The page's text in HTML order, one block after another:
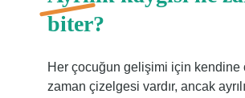
biter?
Her çocuğun gelişimi için kendine
zaman çizelgesi vardır, ancak